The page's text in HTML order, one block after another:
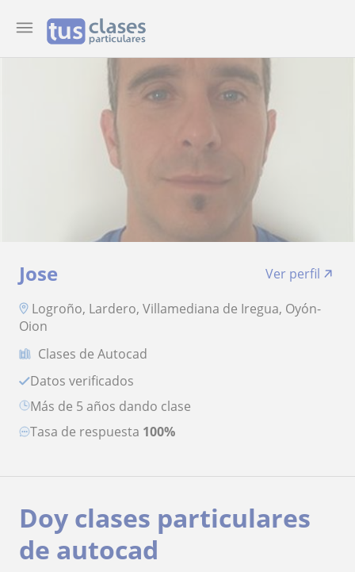
Jose
Ver perfil
Logroño, Lardero, Villamediana de Iregua, Oyón-
Oion
Clases de Autocad
Datos verificados
más de 5 años dando clase
Tasa de respuesta 100%
Doy clases particulares
de autocad